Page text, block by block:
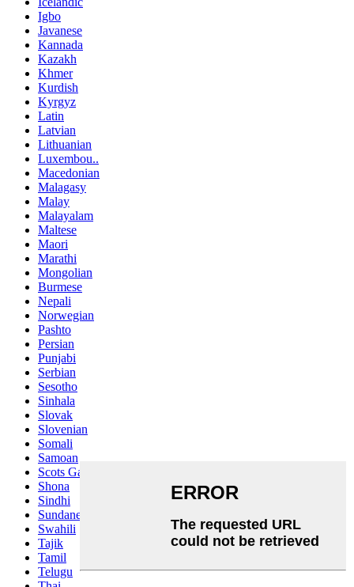
Igbo
Javanese
Kannada
Kazakh
Khmer
Kurdish
Kyrgyz
Latin
Latvian
Lithuanian
Luxembou..
Macedonian
Malagasy
Malay
Malayalam
Maltese
Maori
Marathi
Mongolian
Burmese
Nepali
Norwegian
Pashto
Persian
Punjabi
Serbian
Sesotho
Sinhala
Slovak
Slovenian
Somali
Samoan
Scots Gaelic
Shona
Sindhi
Sundanese
Swahili
Tajik
Tamil
Telugu